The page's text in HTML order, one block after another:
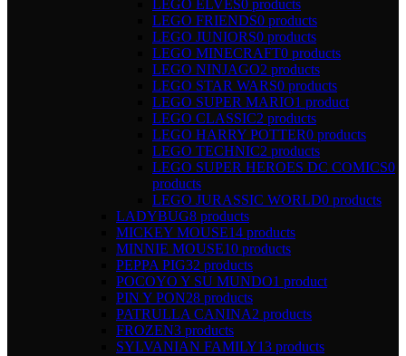
LEGO ELVES0 products
LEGO FRIENDS0 products
LEGO JUNIORS0 products
LEGO MINECRAFT0 products
LEGO NINJAGO2 products
LEGO STAR WARS0 products
LEGO SUPER MARIO1 product
LEGO CLASSIC2 products
LEGO HARRY POTTER0 products
LEGO TECHNIC2 products
LEGO SUPER HEROES DC COMICS0
products
LEGO JURASSIC WORLD0 products
LADYBUG8 products
MICKEY MOUSE14 products
MINNIE MOUSE10 products
PEPPA PIG32 products
POCOYO Y SU MUNDO1 product
PIN Y PON28 products
PATRULLA CANINA2 products
FROZEN3 products
SYLVANIAN FAMILY13 products